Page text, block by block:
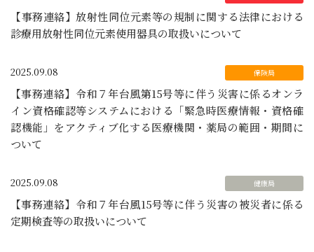
【事務連絡】放射性同位元素等の規制に関する法律における
診療用放射性同位元素使用器具の取扱いについて
2025.09.08
【事務連絡】令和７年台風第15号等に伴う災害に係るオンラ
イン資格確認等システムにおける「緊急時医療情報・資格確
認機能」をアクティブ化する医療機関・薬局の範囲・期間に
ついて
2025.09.08
【事務連絡】令和７年台風15号等に伴う災害の被災者に係る
定期検査等の取扱いについて